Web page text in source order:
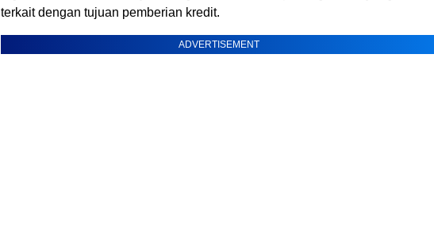
terkait dengan tujuan pemberian kredit.
ADVERTISEMENT